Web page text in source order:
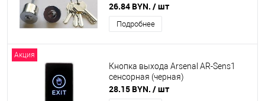
26.84 BYN. / шт
Подробнее
Акция
Кнопка выхода Arsenal AR-Sens1
сенсорная (черная)
28.15 BYN. / шт